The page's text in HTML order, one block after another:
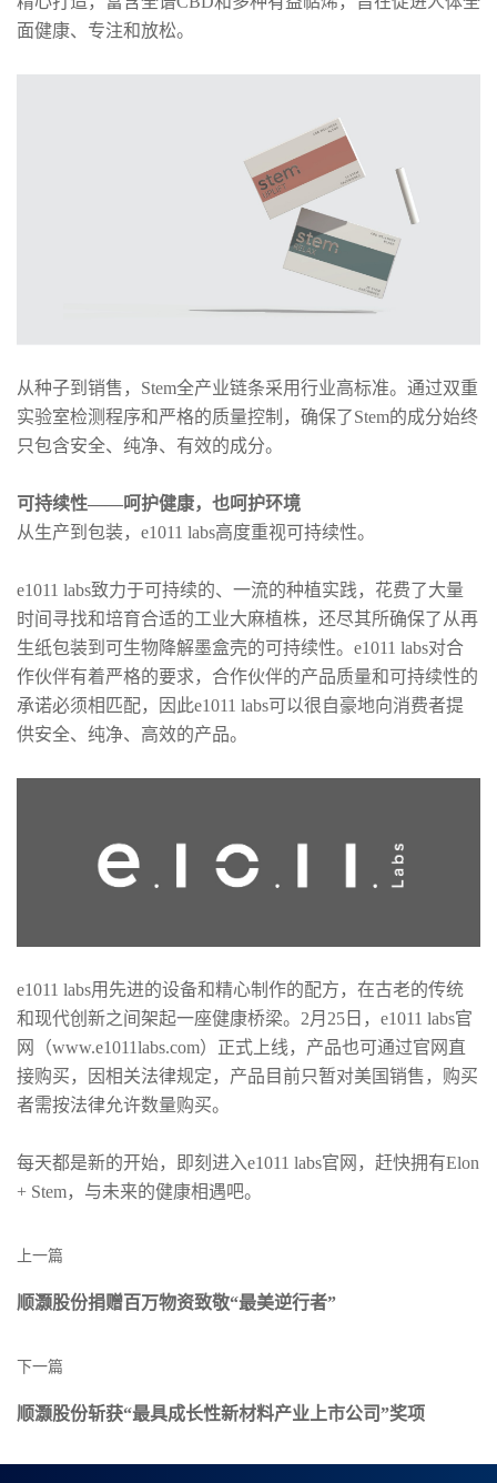
面健康、专注和放松。
从种子到销售，Stem全产业链条采用行业高标准。通过双重
实验室检测程序和严格的质量控制，确保了Stem的成分始终
只包含安全、纯净、有效的成分。
可持续性——呵护健康，也呵护环境
从生产到包装，e1011 labs高度重视可持续性。
e1011 labs致力于可持续的、一流的种植实践，花费了大量
时间寻找和培育合适的工业大麻植株，还尽其所确保了从再
生纸包装到可生物降解墨盒壳的可持续性。e1011 labs对合
作伙伴有着严格的要求，合作伙伴的产品质量和可持续性的
承诺必须相匹配，因此e1011 labs可以很自豪地向消费者提
供安全、纯净、高效的产品。
e1011 labs用先进的设备和精心制作的配方，在古老的传统
和现代创新之间架起一座健康桥梁。2月25日，e1011 labs官
网（www.e1011labs.com）正式上线，产品也可通过官网直
接购买，因相关法律规定，产品目前只暂对美国销售，购买
者需按法律允许数量购买。
每天都是新的开始，即刻进入e1011 labs官网，赶快拥有Elon
+ Stem，与未来的健康相遇吧。
上一篇
顺灏股份捐赠百万物资致敬“最美逆行者”
下一篇
顺灏股份斩获“最具成长性新材料产业上市公司”奖项